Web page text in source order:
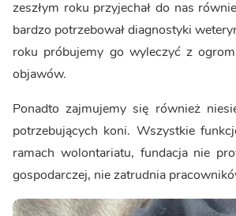
zeszłym roku przyjechał do nas
bardzo potrzebował diagnostyki
roku próbujemy go wyleczyć z
objawów.
Ponadto zajmujemy się również
potrzebujących koni. Wszystkie
ramach wolontariatu, fundacja nie
gospodarczej, nie zatrudnia